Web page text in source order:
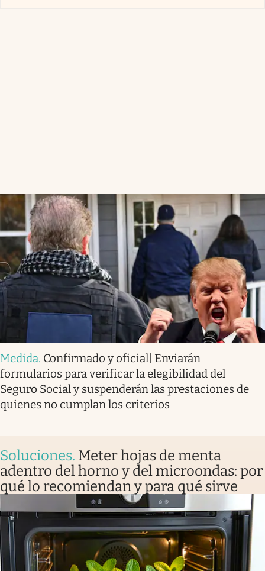
Medida. Confirmado y oficial| Enviarán
formularios para verificar la elegibilidad del
Seguro Social y suspenderán las prestaciones de
quienes no cumplan los criterios
Soluciones. Meter hojas de menta
adentro del horno y del microondas: por
qué lo recomiendan y para qué sirve